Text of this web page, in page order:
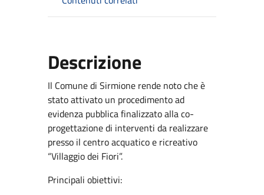
Descrizione
Il Comune di Sirmione rende noto che è
stato attivato un procedimento ad
evidenza pubblica finalizzato alla co-
progettazione di interventi da realizzare
presso il centro acquatico e ricreativo
“Villaggio dei Fiori”.
Principali obiettivi: